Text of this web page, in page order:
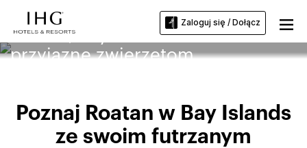
Zaloguj się / Dołącz
Roatan, Bay Islands Hotele
przyjazne zwierzętom
Poznaj Roatan w Bay Islands
ze swoim futrzanym